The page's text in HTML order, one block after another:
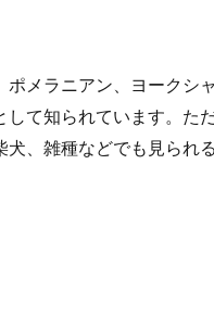
メラニアン、ヨークシ
て知られています。た
、雑種などでも見られ